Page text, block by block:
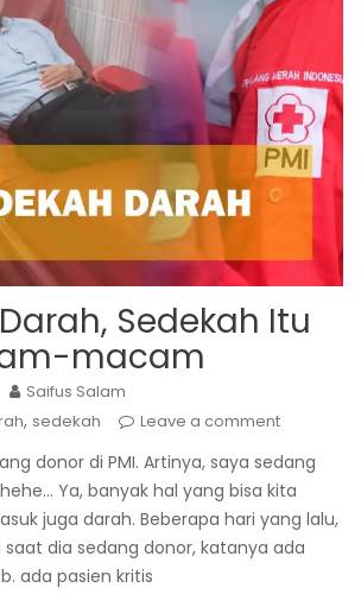
Sedekah Itu
macam
Saifus Salam
, sedekah Leave a comment
donor di PMI. Artinya, saya sedang
Ya, banyak hal yang bisa kita
juga darah. Beberapa hari yang lalu,
dia sedang donor, katanya ada
ada pasien kritis